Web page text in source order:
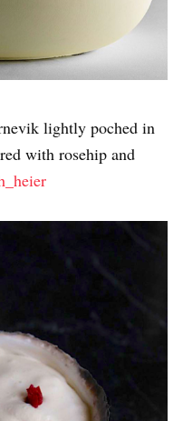
lightly poched in
with rosehip and